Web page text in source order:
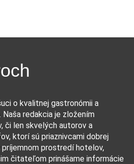
o kvalitnej gastronómii a
redakcia je zložením
či len skvelých autorov a
ktorí sú priaznivcami dobrej
príjemnom prostredí hotelov,
čitateľom prinášame informácie